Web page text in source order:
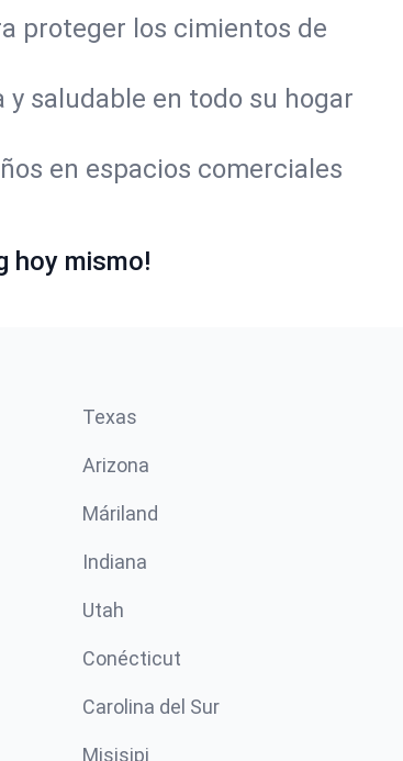
proteger los cimientos de
saludable en todo su hogar
en espacios comerciales
hoy mismo!
Texas
Arizona
Máriland
Indiana
Utah
Conécticut
Carolina del Sur
Misisipi